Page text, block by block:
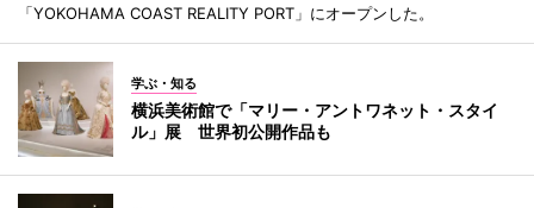
「YOKOHAMA COAST REALITY PORT」にオープンした。
学ぶ・知る
横浜美術館で「マリー・アントワネット・スタイ
ル」展 世界初公開作品も